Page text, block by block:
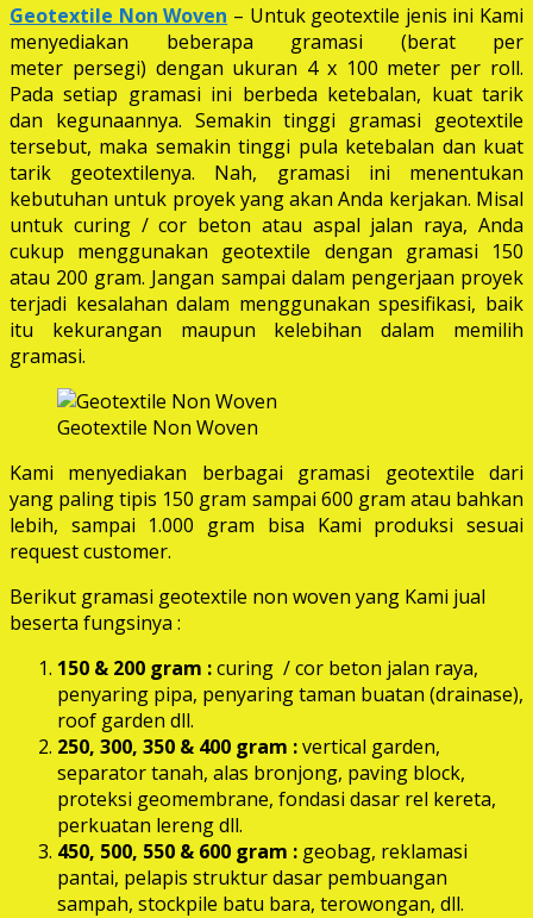
Geotextile Non Woven – Untuk geotextile jenis ini Kami
menyediakan beberapa gramasi (berat per
meter persegi) dengan ukuran 4 x 100 meter per roll.
Pada setiap gramasi ini berbeda ketebalan, kuat tarik
dan kegunaannya. Semakin tinggi gramasi geotextile
tersebut, maka semakin tinggi pula ketebalan dan kuat
tarik geotextilenya. Nah, gramasi ini menentukan
kebutuhan untuk proyek yang akan Anda kerjakan. Misal
untuk curing / cor beton atau aspal jalan raya, Anda
cukup menggunakan geotextile dengan gramasi 150
atau 200 gram. Jangan sampai dalam pengerjaan proyek
terjadi kesalahan dalam menggunakan spesifikasi, baik
itu kekurangan maupun kelebihan dalam memilih
gramasi.
Geotextile Non Woven
Kami menyediakan berbagai gramasi geotextile dari
yang paling tipis 150 gram sampai 600 gram atau bahkan
lebih, sampai 1.000 gram bisa Kami produksi sesuai
request customer.
Berikut gramasi geotextile non woven yang Kami jual
beserta fungsinya :
150 & 200 gram :curing / cor beton jalan raya,
penyaring pipa, penyaring taman buatan (drainase),
roof garden dll.
250, 300, 350 & 400 gram :vertical garden,
separator tanah, alas bronjong, paving block,
proteksi geomembrane, fondasi dasar rel kereta,
perkuatan lereng dll.
450, 500, 550 & 600 gram : geobag, reklamasi
pantai, pelapis struktur dasar pembuangan
sampah, stockpile batu bara, terowongan, dll.